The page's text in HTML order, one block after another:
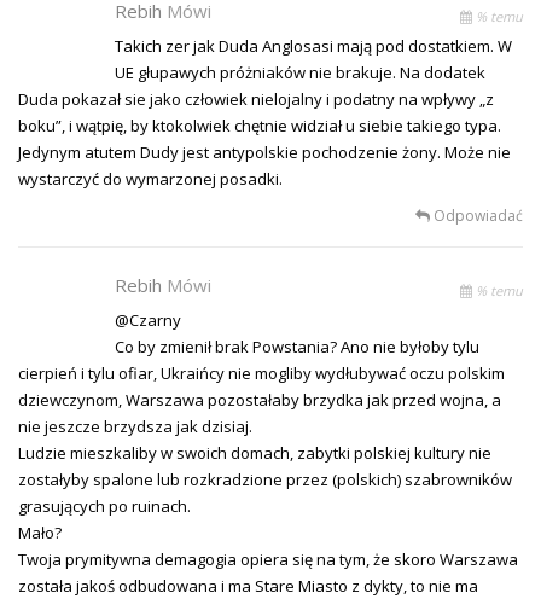
Rebih Mówi % temu
Takich zer jak Duda Anglosasi mają pod dostatkiem. W
UE głupawych próżniaków nie brakuje. Na dodatek
Duda pokazał sie jako człowiek nielojalny i podatny na wpływy „z
boku”, i wątpię, by ktokolwiek chętnie widział u siebie takiego typa.
Jedynym atutem Dudy jest antypolskie pochodzenie żony. Może nie
wystarczyć do wymarzonej posadki.
Odpowiadać
Rebih Mówi % temu
@Czarny
Co by zmienił brak Powstania? Ano nie byłoby tylu
cierpień i tylu ofiar, Ukraińcy nie mogliby wydłubywać oczu polskim
dziewczynom, Warszawa pozostałaby brzydka jak przed wojna, a
nie jeszcze brzydsza jak dzisiaj.
Ludzie mieszkaliby w swoich domach, zabytki polskiej kultury nie
zostałyby spalone lub rozkradzione przez (polskich) szabrowników
grasujących po ruinach.
Mało?
Twoja prymitywna demagogia opiera się na tym, że skoro Warszawa
została jakoś odbudowana i ma Stare Miasto z dykty, to nie ma